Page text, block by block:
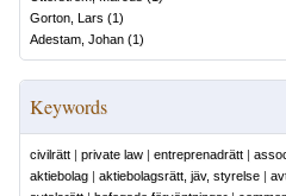
Gorton, Lars (1)
Adestam, Johan (1)
Keywords
civilrätt | private law | entreprenadrätt |
aktiebolag | aktiebolagsrätt, jäv, styrelse |